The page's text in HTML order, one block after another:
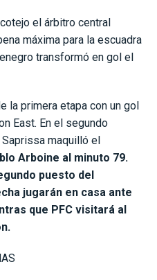
el árbitro central
máxima para la escuadra
transformó en gol el
la primera etapa con un gol
East. En el segundo
maquilló el
Arboine al minuto 79.
puesto del
jugarán en casa ante
que PFC visitará al